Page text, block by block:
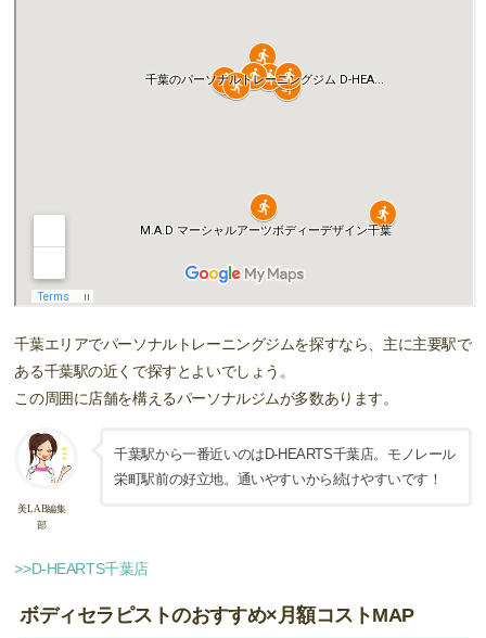
千葉エリアでパーソナルトレーニングジムを探すなら、主に主要駅で
ある千葉駅の近くで探すとよいでしょう。
この周囲に店舗を構えるパーソナルジムが多数あります。
美LAB編集
部
千葉駅から一番近いのはD-HEARTS千葉店。モノレール
栄町駅前の好立地。通いやすいから続けやすいです！
>>D-HEARTS千葉店
ボディセラピストのおすすめ×月額コストMAP